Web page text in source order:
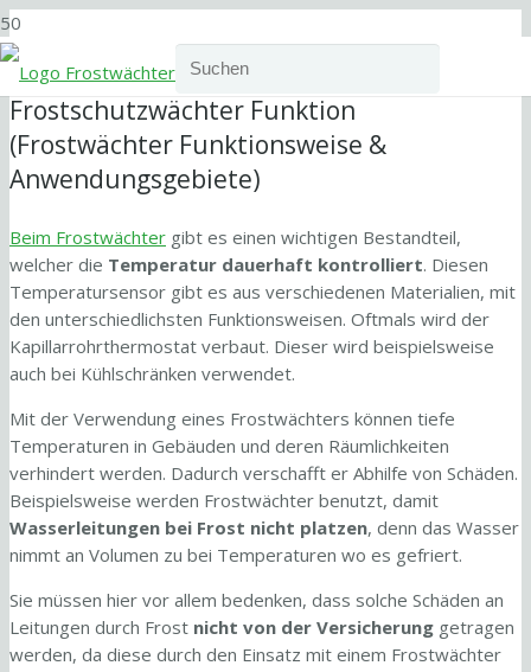
Frostschutzwächter Funktion
(Frostwächter Funktionsweise &
Anwendungsgebiete)
Beim Frostwächter gibt es einen wichtigen Bestandteil,
welcher die Temperatur dauerhaft kontrolliert. Diesen
Temperatursensor gibt es aus verschiedenen Materialien, mit
den unterschiedlichsten Funktionsweisen. Oftmals wird der
Kapillarrohrthermostat verbaut. Dieser wird beispielsweise
auch bei Kühlschränken verwendet.
Mit der Verwendung eines Frostwächters können tiefe
Temperaturen in Gebäuden und deren Räumlichkeiten
verhindert werden. Dadurch verschafft er Abhilfe von Schäden.
Beispielsweise werden Frostwächter benutzt, damit
Wasserleitungen bei Frost nicht platzen, denn das Wasser
nimmt an Volumen zu bei Temperaturen wo es gefriert.
Sie müssen hier vor allem bedenken, dass solche Schäden an
Leitungen durch Frost nicht von der Versicherung getragen
werden, da diese durch den Einsatz mit einem Frostwächter